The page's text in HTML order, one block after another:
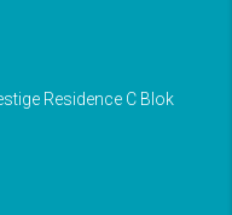
Residence C Blok